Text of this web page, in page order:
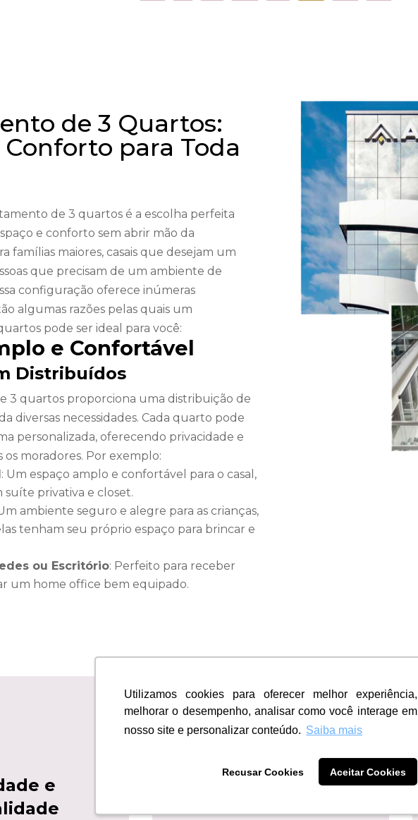
Utilizamos cookies para oferecer melhor experiência,
melhorar o desempenho, analisar como você interage em
nosso site e personalizar conteúdo. Saiba mais
Recusar Cookies Aceitar Cookies
Utilizamos cookies para oferecer melhor experiência,
melhorar o desempenho, analisar como você interage em
nosso site e personalizar conteúdo. Saiba mais
Recusar Cookies Aceitar Cookies
de 3 Quartos:
Conforto para Toda
de 3 quartos é a escolha perfeita
e conforto sem abrir mão da
famílias maiores, casais que desejam um
que precisam de um ambiente de
configuração oferece inúmeras
algumas razões pelas quais um
pode ser ideal para você:
e Confortável
Distribuídos
3 quartos proporciona uma distribuição de
diversas necessidades. Cada quarto pode
personalizada, oferecendo privacidade e
moradores. Por exemplo:
: Um espaço amplo e confortável para o casal,
suíte privativa e closet.
ambiente seguro e alegre para as crianças,
tenham seu próprio espaço para brincar e
ou Escritório: Perfeito para receber
um home office bem equipado.
e
~
Privacidade